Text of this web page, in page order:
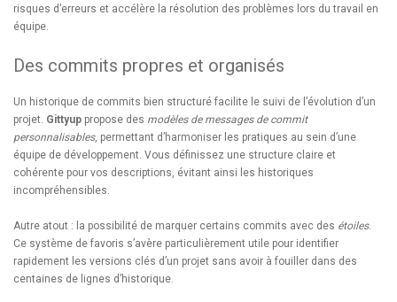
risques d’erreurs et accélère la résolution des problèmes lors du travail en
équipe.
Des commits propres et organisés
Un historique de commits bien structuré facilite le suivi de l’évolution d’un
projet. Gittyup propose des modèles de messages de commit
personnalisables, permettant d’harmoniser les pratiques au sein d’une
équipe de développement. Vous définissez une structure claire et
cohérente pour vos descriptions, évitant ainsi les historiques
incompréhensibles.
Autre atout : la possibilité de marquer certains commits avec des étoiles.
Ce système de favoris s’avère particulièrement utile pour identifier
rapidement les versions clés d’un projet sans avoir à fouiller dans des
centaines de lignes d’historique.